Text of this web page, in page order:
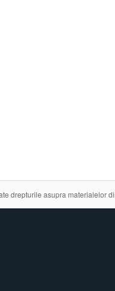
drepturile asupra materialelor